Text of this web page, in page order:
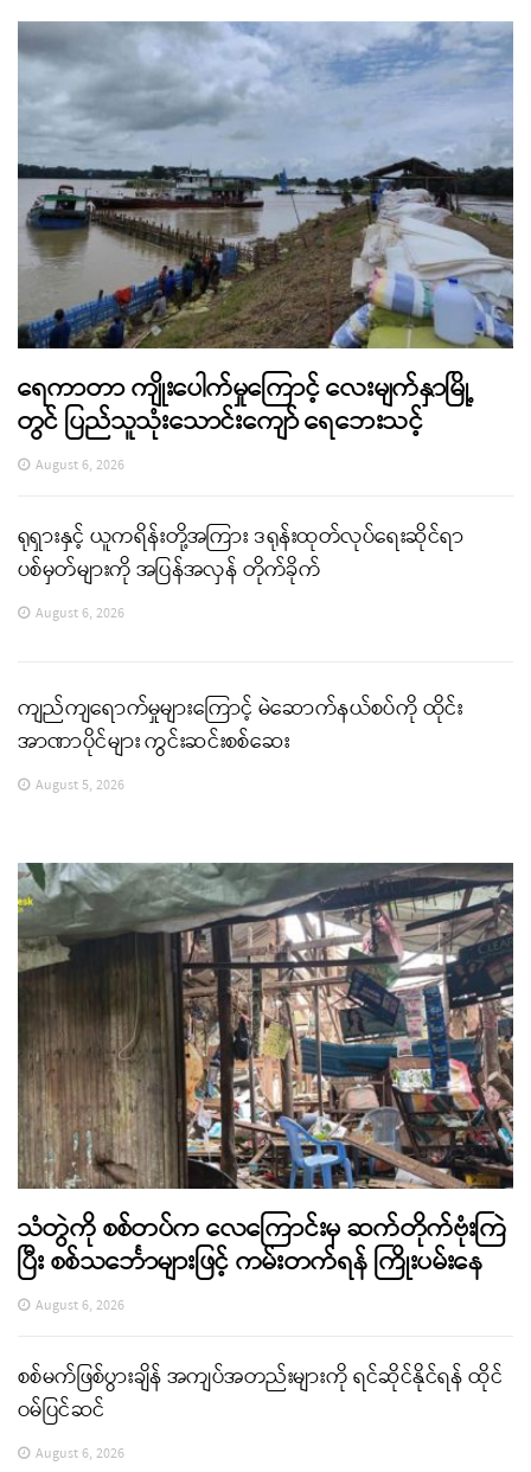
ရေကာတာ ကျိုးပေါက်မှုကြောင့် လေးမျက်နှာမြို့
တွင် ပြည်သူသုံးသောင်းကျော် ရေဘေးသင့်
August 6, 2026
ရုရှားနှင့် ယူကရိန်းတို့အကြား ဒရုန်းထုတ်လုပ်ရေးဆိုင်ရာ
ပစ်မှတ်များကို အပြန်အလှန် တိုက်ခိုက်
August 6, 2026
ကျည်ကျရောက်မှုများကြောင့် မဲဆောက်နယ်စပ်ကို ထိုင်း
အာဏာပိုင်များ ကွင်းဆင်းစစ်ဆေး
August 5, 2026
သံတွဲကို စစ်တပ်က လေကြောင်းမှ ဆက်တိုက်ဗုံးကြဲ
ပြီး စစ်သင်္ဘောများဖြင့် ကမ်းတက်ရန် ကြိုးပမ်းနေ
August 6, 2026
စစ်မက်ဖြစ်ပွားချိန် အကျပ်အတည်းများကို ရင်ဆိုင်နိုင်ရန် ထိုင်
ဝမ်ပြင်ဆင်
August 6, 2026